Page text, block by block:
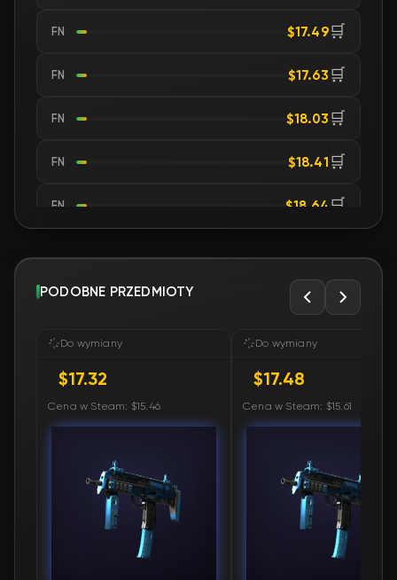
FN $17.49🛒
FN $17.63 🛒
FN $18.03 🛒
FN $18.41 🛒
FN $18.64 🛒
FN $18.72 🛒
FN
FN $18.72
FN $18.72🛒
$18.72
$18.72🛒
🛒
PODOBNE PRZEDMIOTY
Do wymiany
$17.32
Cena w Steam: $15.46
Do wymiany
$17.48
Cena w Steam: $15.61